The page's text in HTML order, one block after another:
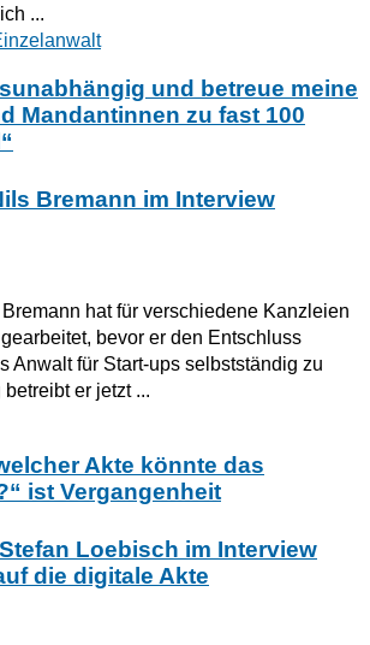
...
und betreue meine
Mandantinnen zu fast 100
Bremann im Interview
hat für verschiedene Kanzleien
bevor er den Entschluss
Anwalt für Start-ups selbstständig zu
er jetzt ...
Akte könnte das
ist Vergangenheit
Loebisch im Interview
die digitale Akte